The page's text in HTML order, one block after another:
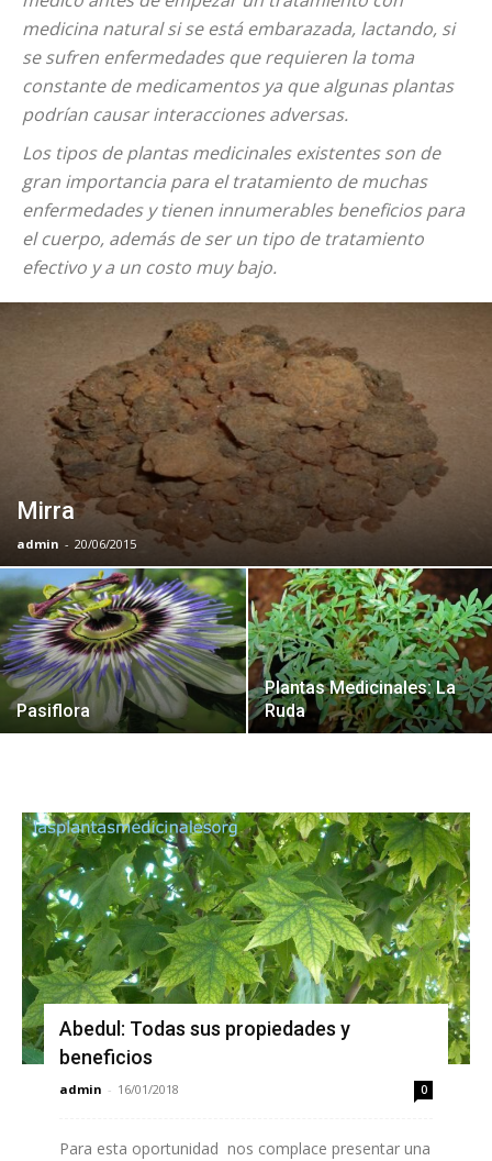
medicina natural si se está embarazada, lactando, si
se sufren enfermedades que requieren la toma
constante de medicamentos ya que algunas plantas
podrían causar interacciones adversas.
Los tipos de plantas medicinales existentes son de
gran importancia para el tratamiento de muchas
enfermedades y tienen innumerables beneficios para
el cuerpo, además de ser un tipo de tratamiento
efectivo y a un costo muy bajo.
Mirra
admin - 20/06/2015
Pasiflora
Plantas Medicinales: La
Ruda
Abedul: Todas sus propiedades y
beneficios
admin - 16/01/2018 0
Para esta oportunidad nos complace presentar una